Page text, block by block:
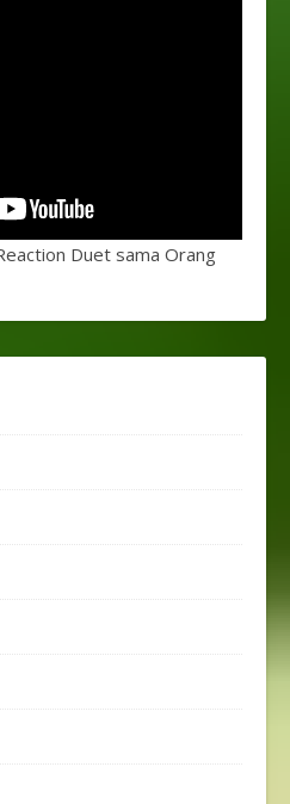
Duet sama Orang